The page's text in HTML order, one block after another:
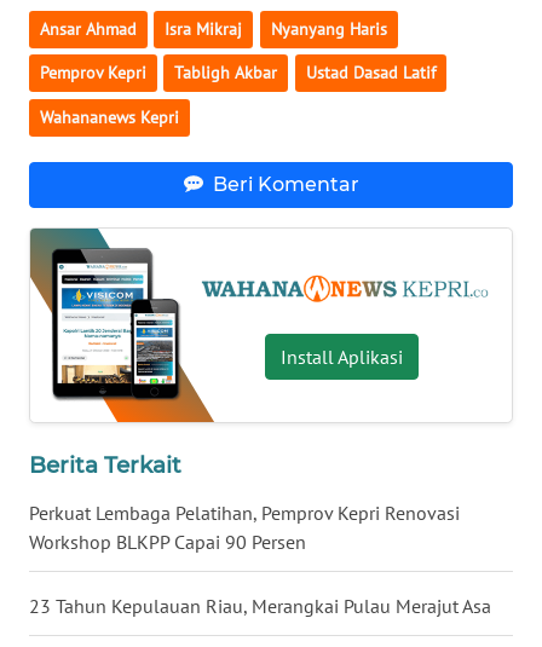
Ansar Ahmad Isra Mikraj Nyanyang Haris
Pemprov Kepri Tabligh Akbar Ustad Dasad Latif
Wahananews Kepri
Beri Komentar
Install Aplikasi
Berita Terkait
Perkuat Lembaga Pelatihan, Pemprov Kepri Renovasi
Workshop BLKPP Capai 90 Persen
23 Tahun Kepulauan Riau, Merangkai Pulau Merajut Asa
WN
KALBAR
WN
KALTARA
WN
KALSEL
KALTIM
WN
SULSEL
WN